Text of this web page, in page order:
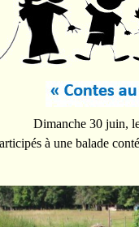
Dimanche 30 juin,
à une balade